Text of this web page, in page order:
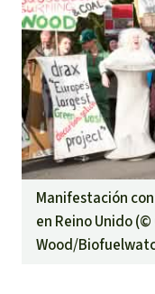
Manifestación
en Reino Unido (©
Wood/